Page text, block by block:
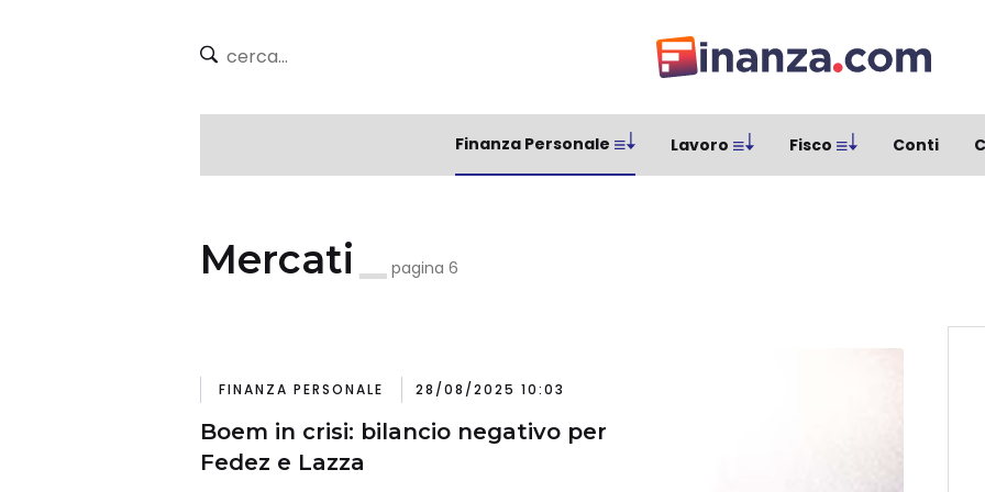
Finanza Personale Lavoro Fisco Conti
Mercati pagina 6
FINANZA PERSONALE 28/08/2025 10:03
Boem in crisi: bilancio negativo per
Fedez e Lazza